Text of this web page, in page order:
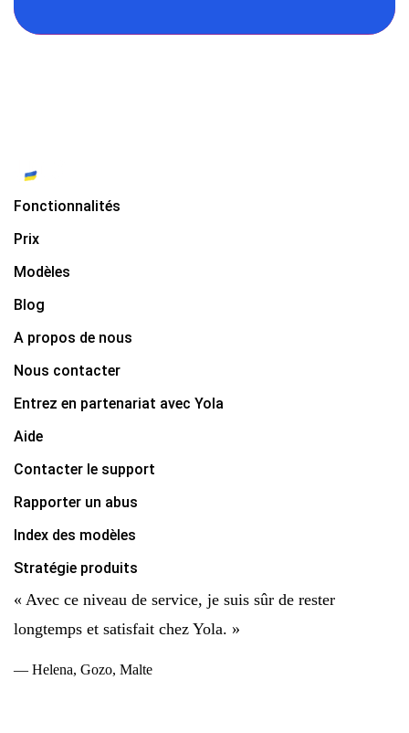
Fonctionnalités
Prix
Modèles
Blog
A propos de nous
Nous contacter
Entrez en partenariat avec Yola
Aide
Contacter le support
Rapporter un abus
Index des modèles
Stratégie produits
« Avec ce niveau de service, je suis sûr de rester
longtemps et satisfait chez Yola. »
— Helena, Gozo, Malte